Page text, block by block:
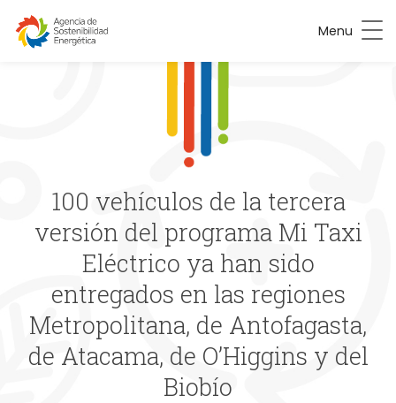
Menu
100 vehículos de la tercera
versión del programa Mi Taxi
Eléctrico ya han sido
entregados en las regiones
Metropolitana, de Antofagasta,
de Atacama, de O’Higgins y del
Biobío